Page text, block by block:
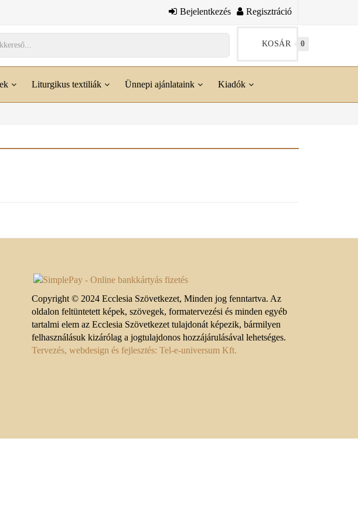
Bejelentkezés Regisztráció
KOSÁR 0
Liturgikus textiliák Ünnepi ajánlataink Kiadók
Copyright © 2024 Ecclesia Szövetkezet, Minden jog fenntartva. Az
oldalon feltüntetett képek, szövegek, formatervezési és minden egyéb
tartalmi elem az Ecclesia Szövetkezet tulajdonát képezik, bármilyen
felhasználásuk kizárólag a jogtulajdonos hozzájárulásával lehetséges.
Tervezés, webdesign és fejlesztés: Tel-e-universum Kft.